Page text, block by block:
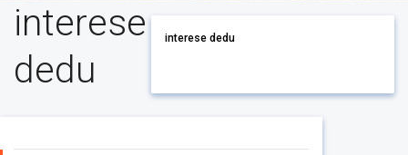
interese
dedu
interese dedu